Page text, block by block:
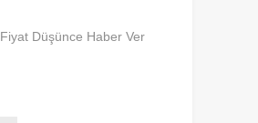
Fiyat Düşünce Haber Ver